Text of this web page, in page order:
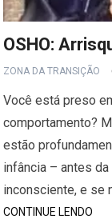
OSHO:
ZONA DA TRANSIÇÃO
Você está preso
comportamento?
estão
infância – antes
inconsciente, e se
CONTINUE LENDO